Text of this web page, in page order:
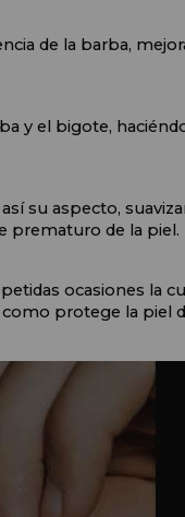
de la barba,
y el bigote,
su aspecto,
prematuro de la piel.
ocasiones la
protege la piel